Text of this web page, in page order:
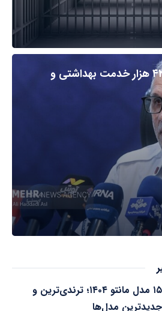
ارائه دو میلیون و ۴۲۶ هزار خدمت بهداشتی و
۱۵ مدل مانتو ۱۴۰۴؛ ترندی‌ترین و
جدیدترین مدل‌ها